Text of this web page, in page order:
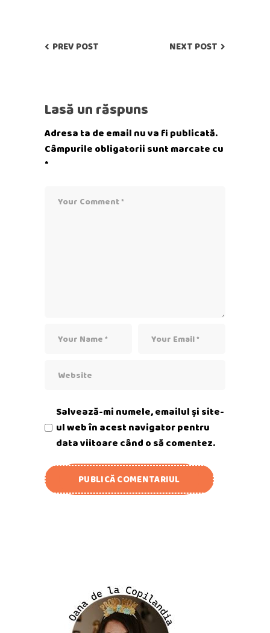
PREV POST NEXT POST
Lasă un răspuns
Adresa ta de email nu va fi publicată.
Câmpurile obligatorii sunt marcate cu
*
Salvează-mi numele, emailul și site-
ul web în acest navigator pentru
data viitoare când o să comentez.
PUBLICĂ COMENTARIUL